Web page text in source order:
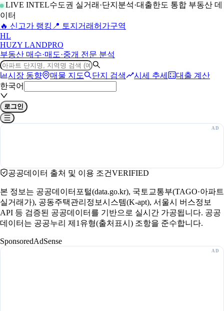
LIVE INTEL수도권 실거래·단지분석·대출한도 통합 부동산 데
이터
🔥 신고가 랭킹 📍 토지거래허가구역
HL
HUZY LANDPRO
부동산 매수·매도·중개 전문 분석
시장 동향 매물 지도 단지 검색 시세 추세
대출 계산
한국어
로그인
공공데이터 출처 및 이용 조건VERIFIED
본 정보는 공공데이터포털(data.go.kr), 국토교통부(TAGO·아파트
실거래가), 공동주택관리정보시스템(K-apt), 서울시 버스정보
API 등 검증된 공공데이터를 기반으로 실시간 가공됩니다. 공공
데이터는 공공누리 제1유형(출처표시) 조항을 준수합니다.
SponsoredAdSense